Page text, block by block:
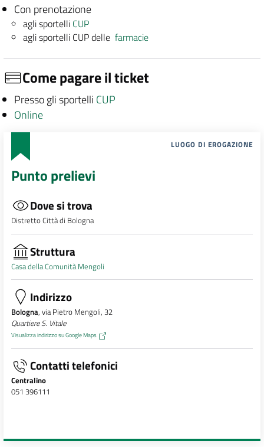
Con prenotazione
agli sportelli CUP
agli sportelli CUP dellefarmacie
Come pagare il ticket
Presso gli sportelli CUP
Online
LUOGO DI EROGAZIONE
Punto prelievi
Dove si trova
Distretto Città di Bologna
Struttura
Casa della Comunità Mengoli
Indirizzo
Bologna, via Pietro Mengoli, 32
Quartiere S. Vitale
Visualizza indirizzo su Google Maps
Contatti telefonici
Centralino
051 396111